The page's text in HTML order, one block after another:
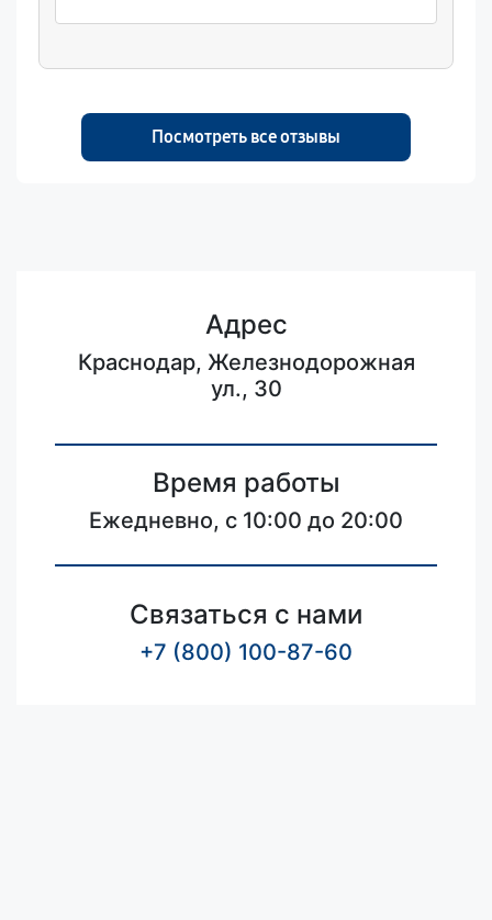
Посмотреть все отзывы
Адрес
Краснодар, Железнодорожная
ул., 30
Время работы
Ежедневно, с 10:00 до 20:00
Связаться с нами
+7 (800) 100-87-60